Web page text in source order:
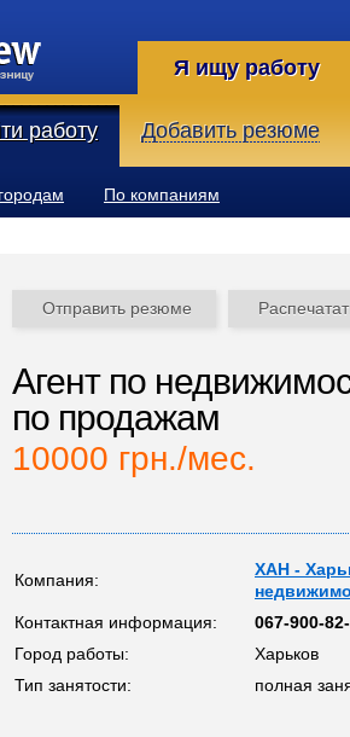
Я ищу работу
работу Добавить резюме
По компаниям
Отправить резюме
Агент по
по продажам
10000 грн./мес.
Компания:
ХАН -
Контактная информация:
067-900-
Город работы:
Харьков
Тип занятости:
полная